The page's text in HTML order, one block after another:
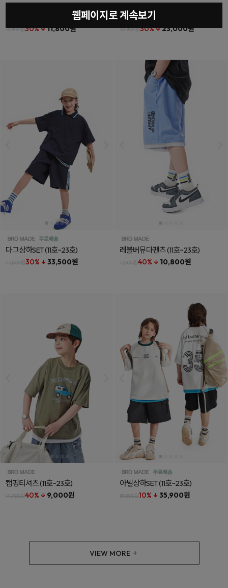
(11호~23호)
16,800원30% ↓11,800원
더튼포켓하프팬츠
32,800원30% ↓23,000원
다그상하SET(11호~23호)
47,800원30% ↓ 33,500원
레블버뮤다팬츠(11호~23호)
17,900원40% ↓ 10,800원
캠핑티셔츠(11호~23호)
14,900원40% ↓ 9,000원
아빌상하SET(11호~23호)
39,800원10% ↓ 35,900원
VIEW MORE
웹페이지로 계속보기